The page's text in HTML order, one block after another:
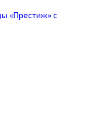
«Престиж» с